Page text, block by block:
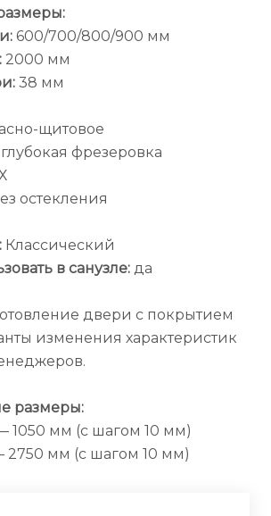
600/700/800/900 мм
2000 мм
38 мм
щитовое
глубокая фрезеровка
остекления
Классический
в санузле: да
двери с покрытием
изменения характеристик
размеры:
1050 мм (с шагом 10 мм)
2750 мм (с шагом 10 мм)